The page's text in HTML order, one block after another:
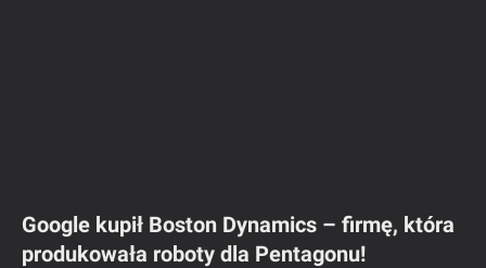
Google kupił Boston Dynamics – firmę, która
produkowała roboty dla Pentagonu!